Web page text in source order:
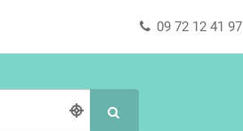
09 72 12 41 97